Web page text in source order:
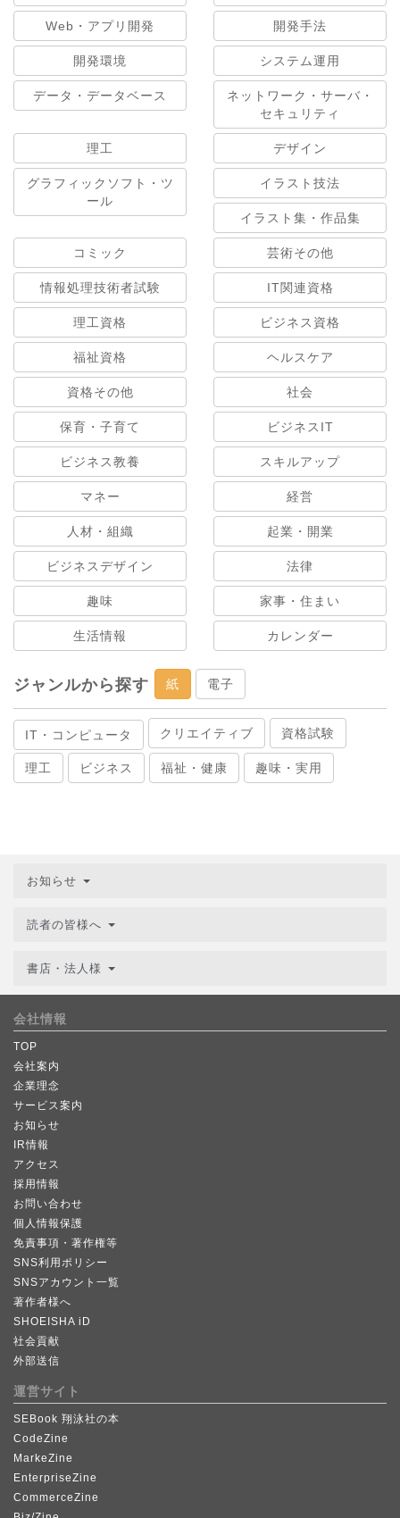
Web・アプリ開発 開発手法
開発環境 システム運用
データ・データベース
ネットワーク・サーバ・
セキュリティ
理工 デザイン
グラフィックソフト・ツ
ール
イラスト技法
イラスト集・作品集
コミック 芸術その他
情報処理技術者試験 IT関連資格
理工資格 ビジネス資格
福祉資格 ヘルスケア
資格その他 社会
保育・子育て ビジネスIT
ビジネス教養 スキルアップ
マネー 経営
人材・組織 起業・開業
ビジネスデザイン 法律
趣味 家事・住まい
生活情報 カレンダー
ジャンルから探す 紙 電子
IT・コンピュータ クリエイティブ 資格試験
理工 ビジネス 福祉・健康 趣味・実用
お知らせ
読者の皆様へ
書店・法人様
会社情報
TOP
会社案内
企業理念
サービス案内
お知らせ
IR情報
アクセス
採用情報
お問い合わせ
個人情報保護
免責事項・著作権等
SNS利用ポリシー
SNSアカウント一覧
著作者様へ
SHOEISHA iD
社会貢献
外部送信
運営サイト
SEBook 翔泳社の本
CodeZine
MarkeZine
EnterpriseZine
CommerceZine